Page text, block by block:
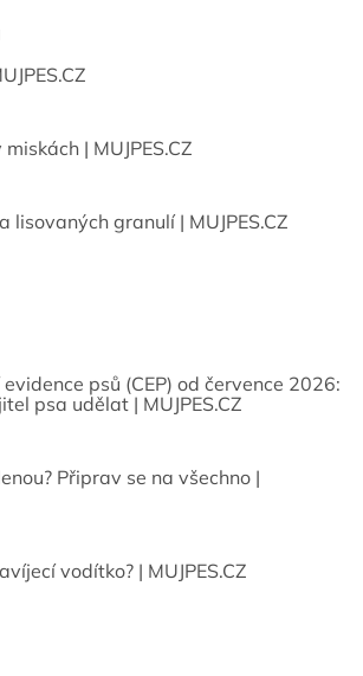
| MUJPES.CZ
lisovaných granulí | MUJPES.CZ
psů (CEP) od července 2026:
psa udělat | MUJPES.CZ
Připrav se na všechno |
vodítko? | MUJPES.CZ